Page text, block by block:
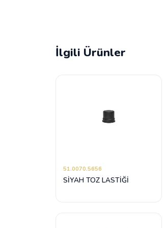
İlgili Ürünler
51.0070.5656
SİYAH TOZ LASTİĞİ